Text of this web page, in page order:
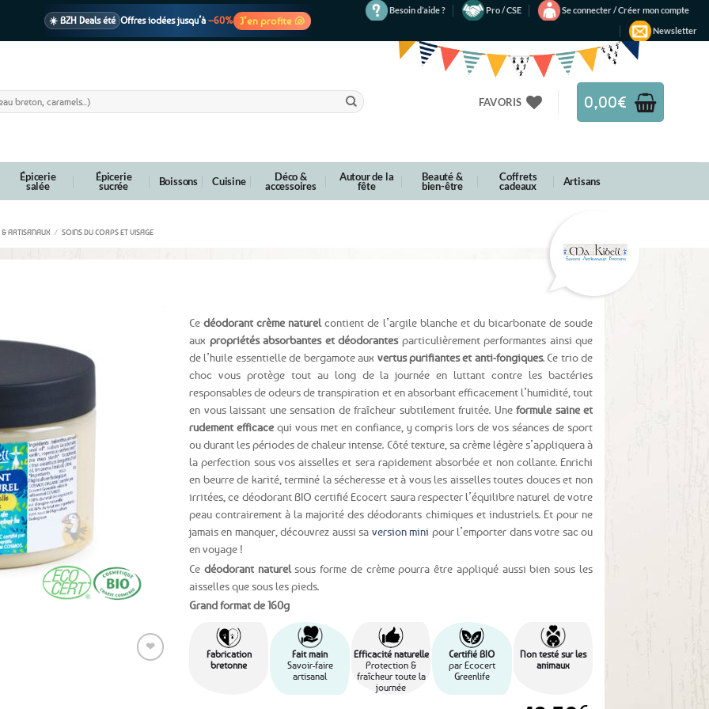
☀️ BZH Deals été Offres iodées jusqu’à –60% J’en profite 🐚
Besoin d’aide ? Pro / CSE
Se connecter / Créer mon compte
Newsletter
FAVORIS 0,00€
Épicerie
salée
Épicerie
sucrée Boissons Cuisine Déco &
accessoires
Autour de la
fête
Beauté &
bien-être
Coffrets
cadeaux Artisans
ARTISANAUX / SOINS DU CORPS ET VISAGE
❤
Cedéodorant crème naturelcontient de l’argile blanche et du bicarbonate de soude
aux propriétés absorbantes et déodorantesparticulièrement performantes ainsi que
de l’huile essentielle de bergamote aux vertus purifiantes et anti-fongiques. Ce trio de
choc vous protège tout au long de la journée en luttant contre les bactéries
responsables de odeurs de transpiration et en absorbant efficacement l’humidité, tout
en vous laissant une sensation de fraîcheur subtilement fruitée. Une formule saine et
rudement efficacequi vous met en confiance, y compris lors de vos séances de sport
ou durant les périodes de chaleur intense. Côté texture, sa crème légère s’appliquera à
la perfection sous vos aisselles et sera rapidement absorbée et non collante. Enrichi
en beurre de karité, terminé la sécheresse et à vous les aisselles toutes douces et non
irritées, ce déodorant BIO certifié Ecocert saura respecter l’équilibre naturel de votre
peau contrairement à la majorité des déodorants chimiques et industriels. Et pour ne
jamais en manquer, découvrez aussi sa version mini pour l’emporter dans votre sac ou
en voyage !
Ce déodorant naturelsous forme de crème pourra être appliqué aussi bien sous les
aisselles que sous les pieds.
Grand format de 160g
Fabrication
bretonne
Fait main
Savoir-faire
artisanal
Efficacité naturelle
Protection &
fraîcheur toute la
journée
Certifié BIO
par Ecocert
Greenlife
Non testé sur les
animaux